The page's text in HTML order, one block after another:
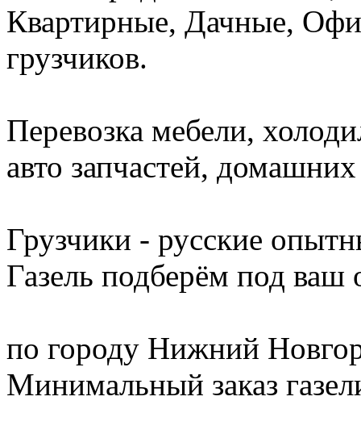
Квартирные, Дачные,
грузчиков.
Перевозка мебели,
авто запчастей,
Грузчики - русские
Газель подберём под
по городу Нижний
Минимальный заказ